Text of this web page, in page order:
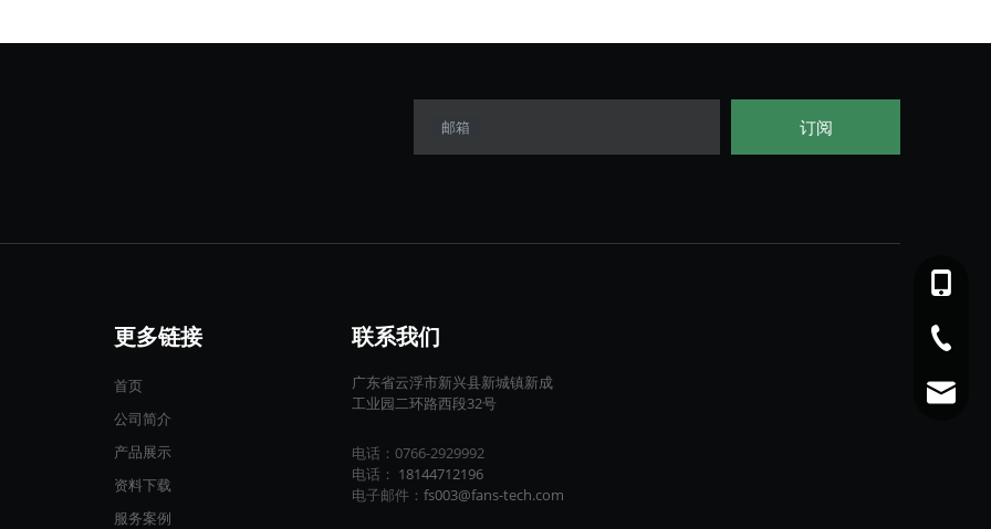
邮箱 订阅
更多链接
首页
公司简介
产品展示
资料下载
服务案例
联系我们
广东省云浮市新兴县新城镇新成
工业园二环路西段32号
电话：0766-2929992
电话： 18144712196​​​​​​​
电子邮件： fs003@fans-tech.com
0766-